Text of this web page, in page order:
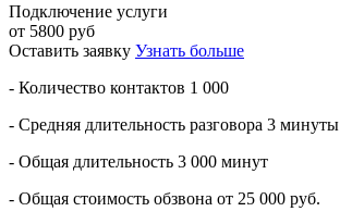
Подключение услуги
от 5800 руб
Оставить заявку Узнать больше
- Количество контактов 1 000
- Средняя длительность разговора 3 минуты
- Общая длительность 3 000 минут
- Общая стоимость обзвона от 25 000 руб.